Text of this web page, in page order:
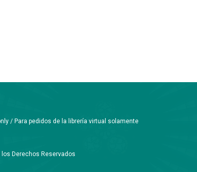
only / Para pedidos de la librería virtual solamente
Derechos Reservados